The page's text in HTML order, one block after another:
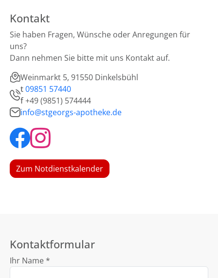
Kontakt
Sie haben Fragen, Wünsche oder Anregungen für
uns?
Dann nehmen Sie bitte mit uns Kontakt auf.
Weinmarkt 5, 91550 Dinkelsbühl
t09851 57440
f+49 (9851) 574444
info@stgeorgs-apotheke.de
Zum Notdienstkalender
Kontaktformular
Ihr Name *